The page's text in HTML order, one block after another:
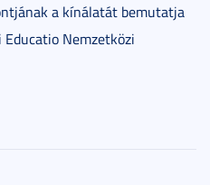
a kínálatát bemutatja
Nemzetközi